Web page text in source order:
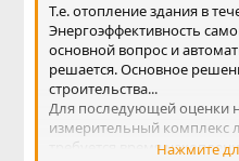
Т.е. отопление здания в
Энергоэффективность
основной вопрос и
решается. Основное
строительства...
Для последующей оценки
измерительный комплекс
требуется времяНажмите